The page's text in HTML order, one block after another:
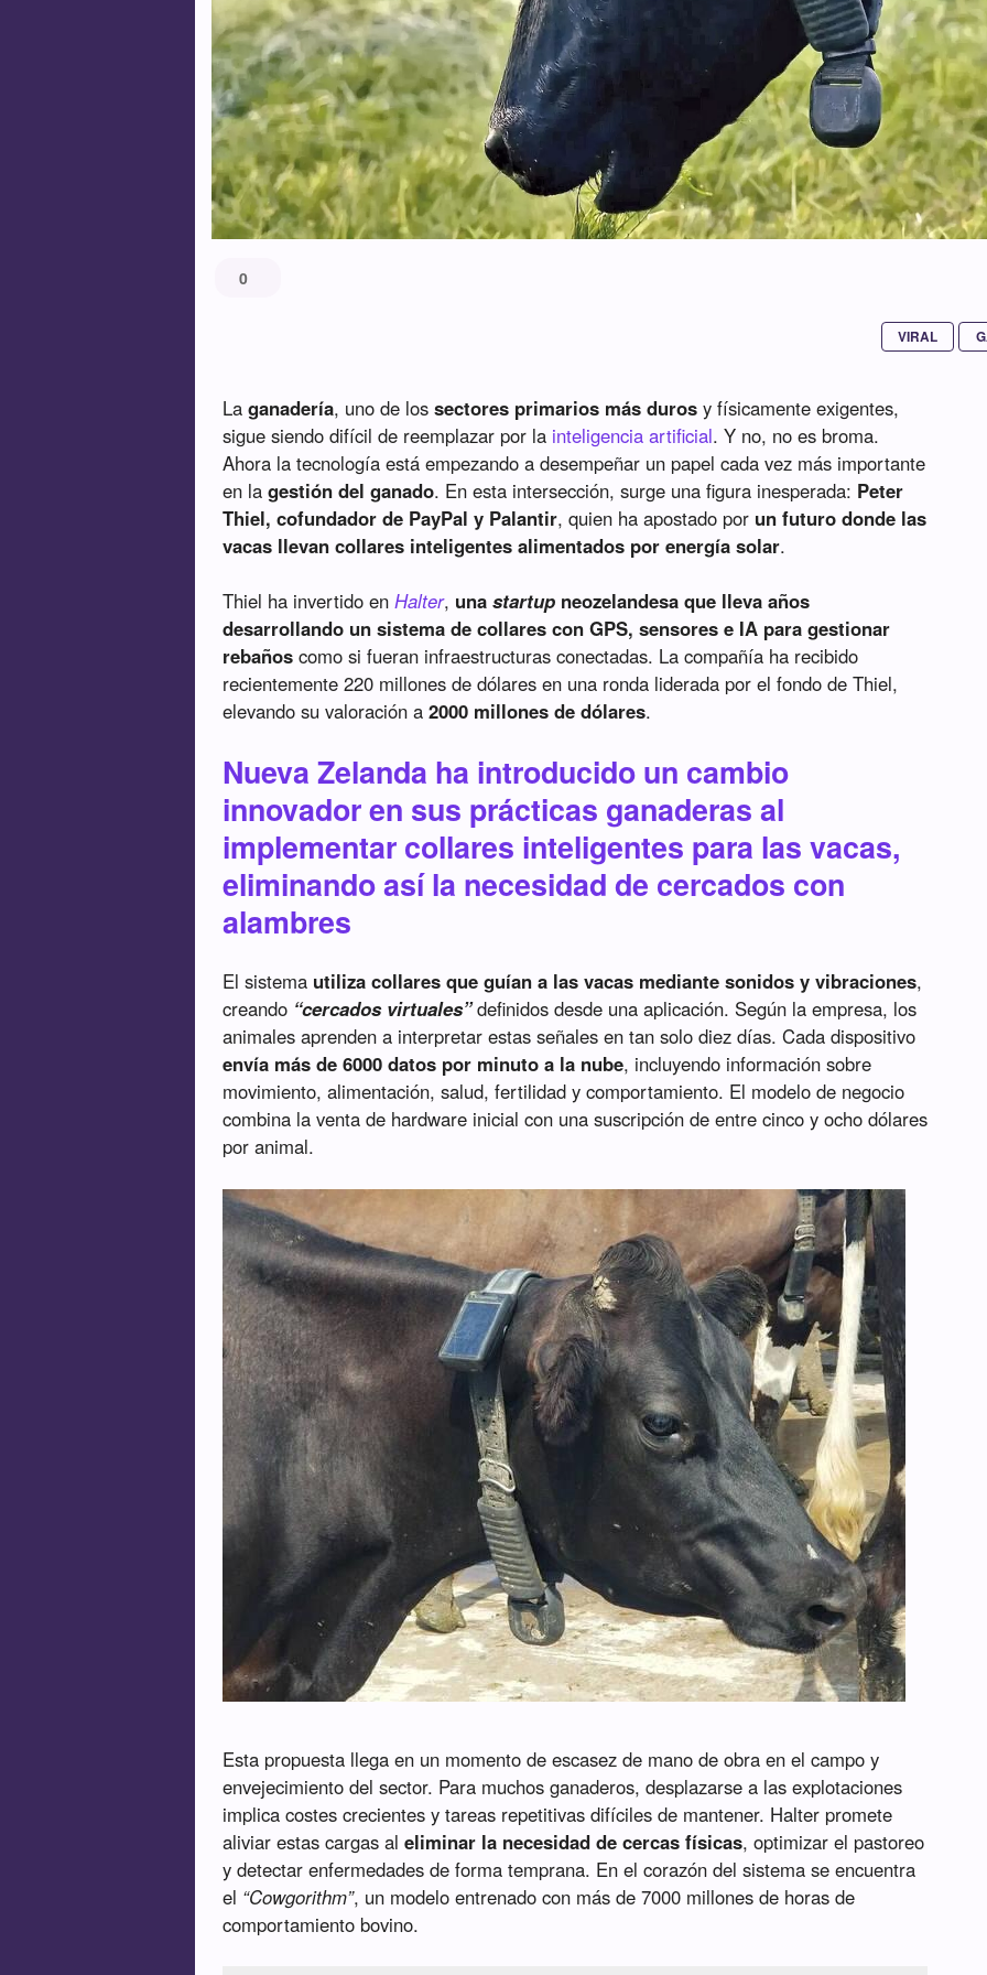
0
VIRAL
Laganadería, uno de lossectores primarios más duros y físicamente exigentes,
sigue siendo difícil de reemplazar por la inteligencia artificial. Y no, no es broma.
Ahora la tecnología está empezando a desempeñar un papel cada vez más importante
en lagestión del ganado. En esta intersección, surge una figura inesperada: Peter
Thiel, cofundador de PayPal y Palantir, quien ha apostado por un futuro donde las
vacas llevan collares inteligentes alimentados por energía solar.
Thiel ha invertido enHalter, unastartup neozelandesa que lleva años
desarrollando un sistema de collares con GPS, sensores e IA para gestionar
rebaños como si fueran infraestructuras conectadas. La compañía ha recibido
recientemente 220 millones de dólares en una ronda liderada por el fondo de Thiel,
elevando su valoración a2000 millones de dólares.
Nueva Zelanda ha introducido un cambio
innovador en sus prácticas ganaderas al
implementar collares inteligentes para las vacas,
eliminando así la necesidad de cercados con
alambres
El sistema utiliza collares que guían a las vacas mediante sonidos y vibraciones,
creando “cercados virtuales”definidos desde una aplicación. Según la empresa, los
animales aprenden a interpretar estas señales en tan solo diez días. Cada dispositivo
envía más de 6000 datos por minuto a la nube, incluyendo información sobre
movimiento, alimentación, salud, fertilidad y comportamiento. El modelo de negocio
combina la venta de hardware inicial con una suscripción de entre cinco y ocho dólares
por animal.
Esta propuesta llega en un momento de escasez de mano de obra en el campo y
envejecimiento del sector. Para muchos ganaderos, desplazarse a las explotaciones
implica costes crecientes y tareas repetitivas difíciles de mantener. Halter promete
aliviar estas cargas aleliminar la necesidad de cercas físicas, optimizar el pastoreo
y detectar enfermedades de forma temprana. En el corazón del sistema se encuentra
el “Cowgorithm”, un modelo entrenado con más de 7000 millones de horas de
comportamiento bovino.